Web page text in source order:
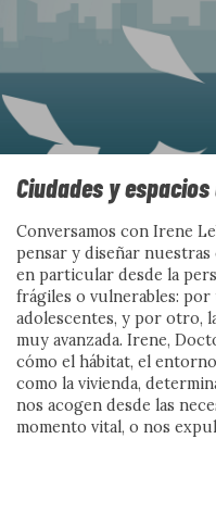
Por Jesús
Ciudades y
Conversamos con Irene
pensar y diseñar nuestras
en particular desde la
frágiles o vulnerables: por
adolescentes, y por otro,
muy avanzada. Irene,
cómo el hábitat, el
como la vivienda,
nos acogen desde las
momento vital, o nos